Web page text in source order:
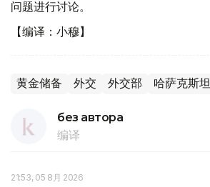
问题进行讨论。
【编译：小穆】
黄金储备 外交 外交部 哈萨克斯坦
без автора
编译
21:53, 05 8月 2026